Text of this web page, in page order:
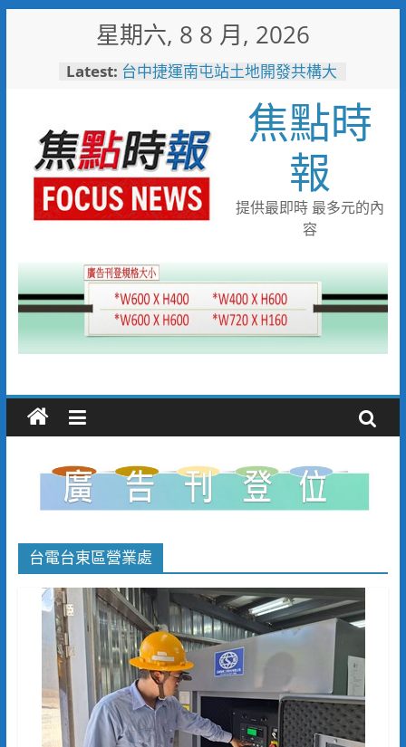
星期六, 8 8 月, 2026
Latest: 台中捷運南屯站土地開發共構大
新地標實現軌道經濟願景
警友辦事處大力相挺！岡山分局
送上「父親節」暖心祝福
守望相助的暖心守護 湖內警消
聯手破門化解獨居翁的危機
歡慶父親節！《台中通
TCPASS》APP 攜手在地名店熱
捐「300萬」助熊本震災重建
焦點時
報
提供最即時 最多元的內
容
台電台東區營業處